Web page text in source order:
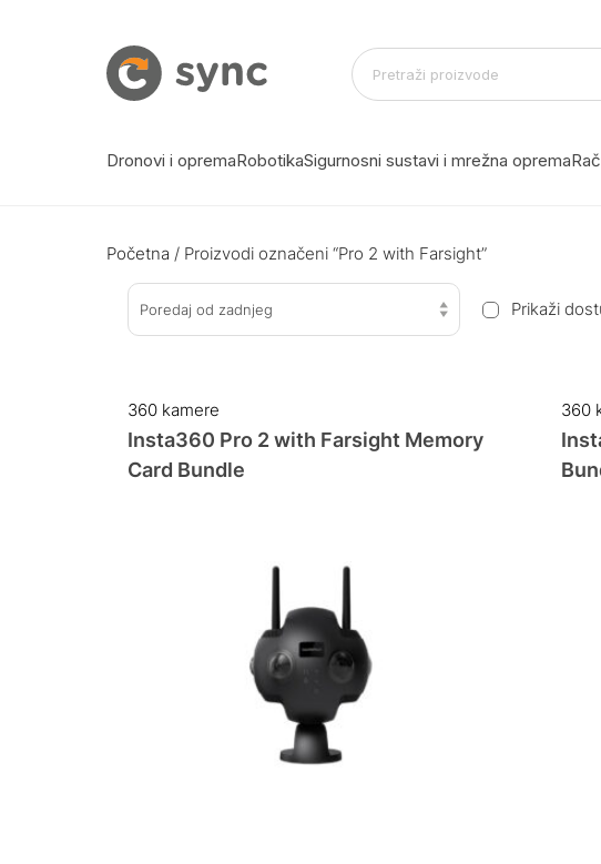
Dronovi i opremaRobotikaSigurnosni sustavi i mrežna oprema
Početna / Proizvodi označeni “Pro 2 with Farsight”
Poredaj od zadnjeg Prikaži
360 kamere
Insta360 Pro 2 with Farsight Memory
Card Bundle
360